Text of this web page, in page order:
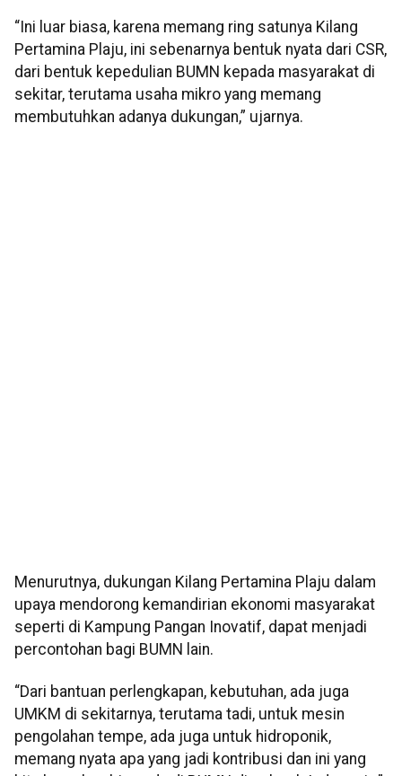
“Ini luar biasa, karena memang ring satunya Kilang
Pertamina Plaju, ini sebenarnya bentuk nyata dari CSR,
dari bentuk kepedulian BUMN kepada masyarakat di
sekitar, terutama usaha mikro yang memang
membutuhkan adanya dukungan,” ujarnya.
Menurutnya, dukungan Kilang Pertamina Plaju dalam
upaya mendorong kemandirian ekonomi masyarakat
seperti di Kampung Pangan Inovatif, dapat menjadi
percontohan bagi BUMN lain.
“Dari bantuan perlengkapan, kebutuhan, ada juga
UMKM di sekitarnya, terutama tadi, untuk mesin
pengolahan tempe, ada juga untuk hidroponik,
memang nyata apa yang jadi kontribusi dan ini yang